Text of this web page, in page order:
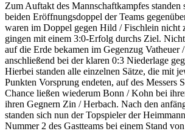
Zum Auftakt des Mannschaftkampfes standen
beiden Eröffnungsdoppel der Teams
waren im Doppel gegen Hild / Fischlein nicht
gingen mit einem 3:0-Erfolg durchs Ziel.
auf die Erde bekamen im Gegenzug Vatheuer
anschließend bei der klaren 0:3 Niederlage
Hierbei standen alle einzelnen Sätze, die mit
Punkten Vorsprung endeten, auf des Messers
Chance ließen wiederum Bonn / Kohn bei
ihren Gegnern Zin / Herbach. Nach den
standen sich nun der Topspieler der
Nummer 2 des Gastteams bei einem Stand